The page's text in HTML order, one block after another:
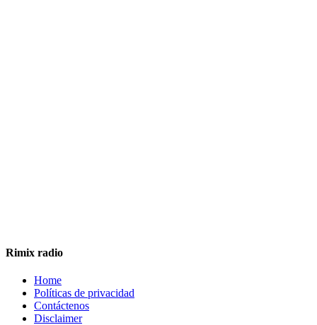
Rimix radio
Home
Políticas de privacidad
Contáctenos
Disclaimer